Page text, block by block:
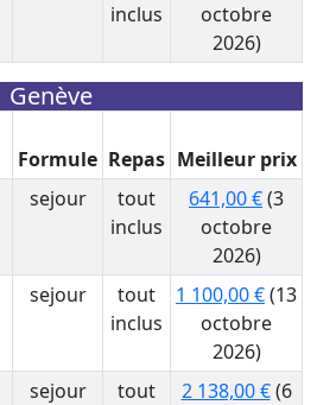
inclus
octobre
2026)
Genève
Formule Repas Meilleur prix
sejour
tout
inclus
641,00 €(3
octobre
2026)
sejour
tout
inclus
1 100,00 €(13
octobre
2026)
sejour
tout
2 138,00 €(6